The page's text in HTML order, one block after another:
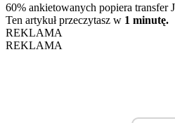
60% ankietowanych popiera transfer
Ten artykuł przeczytasz w 1 minutę.
REKLAMA
REKLAMA